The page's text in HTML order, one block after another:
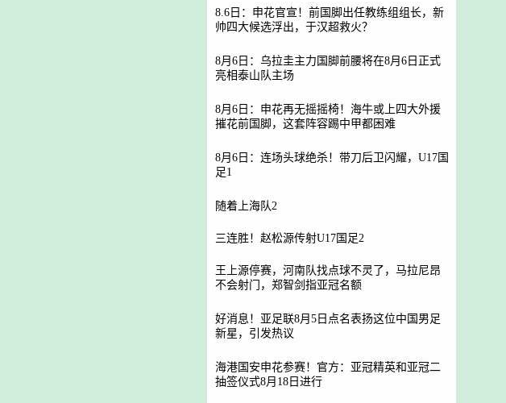
8.6日：申花官宣！前国脚出任教练组组长，新
帅四大候选浮出，于汉超救火？
8月6日：乌拉圭主力国脚前腰将在8月6日正式
亮相泰山队主场
8月6日：申花再无摇摇椅！海牛或上四大外援
摧花前国脚，这套阵容踢中甲都困难
8月6日：连场头球绝杀！带刀后卫闪耀，U17国
足1
随着上海队2
三连胜！赵松源传射U17国足2
王上源停赛，河南队找点球不灵了，马拉尼昂
不会射门，郑智剑指亚冠名额
好消息！亚足联8月5日点名表扬这位中国男足
新星，引发热议
海港国安申花参赛！官方：亚冠精英和亚冠二
抽签仪式8月18日进行